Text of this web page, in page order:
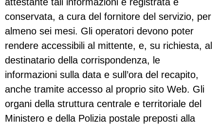
conservata, a cura del fornitore del servizio, per
almeno sei mesi. Gli operatori devono poter
rendere accessibili al mittente, e, su richiesta, al
destinatario della corrispondenza, le
informazioni sulla data e sull’ora del recapito,
anche tramite accesso al proprio sito Web. Gli
organi della struttura centrale e territoriale del
Ministero e della Polizia postale preposti alla